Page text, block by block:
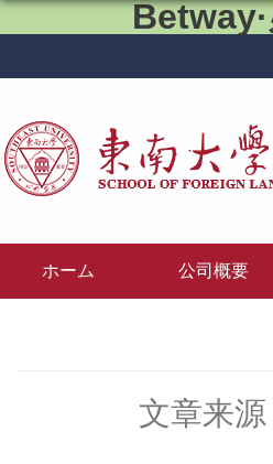
ホーム 公司概要
文章来